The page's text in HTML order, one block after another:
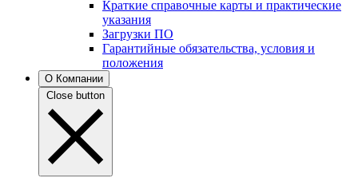
Краткие справочные карты и практические
указания
Загрузки ПО
Гарантийные обязательства, условия и
положения
О Компании
Close button